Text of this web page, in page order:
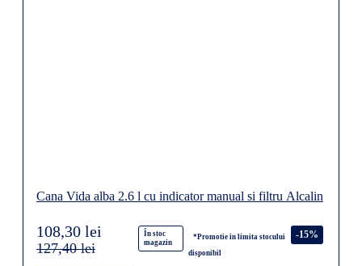
Cana Vida alba 2.6 l cu indicator manual si filtru Alcalin
În stoc
magazin
*Promotie in limita stocului
disponibil
-15%
108,30 lei
127,40 lei